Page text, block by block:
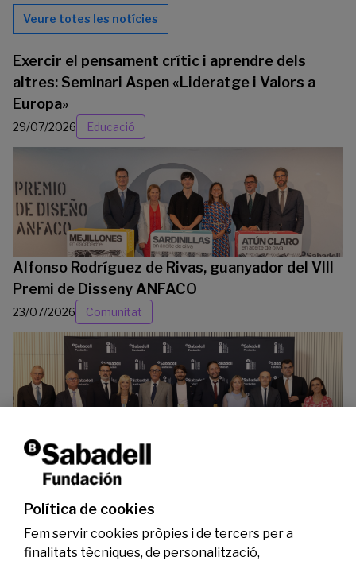
Veure totes les notícies
Exercir el pensament crític i aprendre dels
altres: Seminari Aspen «Lideratge i Valors a
Europa»
29/07/2026 Educació
Alfonso Rodríguez de Rivas, guanyador del VIII
Premi de Disseny ANFACO
23/07/2026 Comunitat
La Fundació Banc Sabadell reconeix a dos
investigadors en els àmbits de l’edició del
genoma i l’energia neta
Política de cookies
Fem servir cookies pròpies i de tercers per a
finalitats tècniques, de personalització,